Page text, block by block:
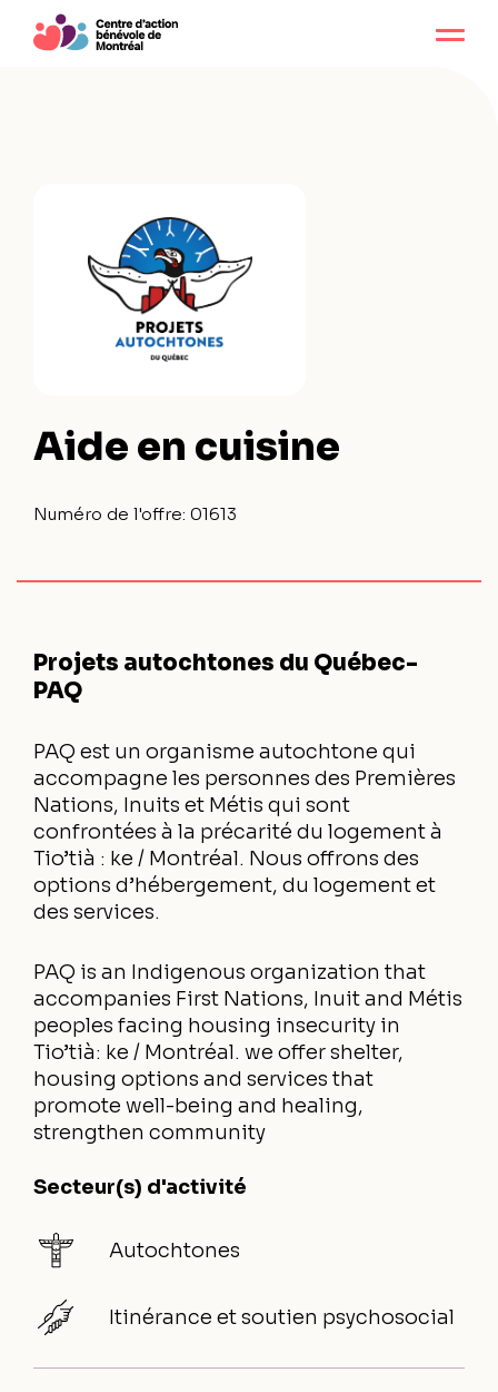
Aide en cuisine
Numéro de l'offre: 01613
Projets autochtones du Québec-
PAQ
PAQ est un organisme autochtone qui
accompagne les personnes des Premières
Nations, Inuits et Métis qui sont
confrontées à la précarité du logement à
Tio’tià : ke / Montréal. Nous offrons des
options d’hébergement, du logement et
des services.
PAQ is an Indigenous organization that
accompanies First Nations, Inuit and Métis
peoples facing housing insecurity in
Tio’tià: ke / Montréal. we offer shelter,
housing options and services that
promote well-being and healing,
strengthen community
Secteur(s) d'activité
Autochtones
Itinérance et soutien psychosocial